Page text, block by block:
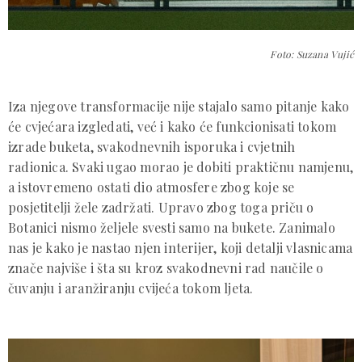
Foto: Suzana Vujić
Iza njegove transformacije nije stajalo samo pitanje kako
će cvjećara izgledati, već i kako će funkcionisati tokom
izrade buketa, svakodnevnih isporuka i cvjetnih
radionica. Svaki ugao morao je dobiti praktičnu namjenu,
a istovremeno ostati dio atmosfere zbog koje se
posjetitelji žele zadržati. Upravo zbog toga priču o
Botanici nismo željele svesti samo na bukete. Zanimalo
nas je kako je nastao njen interijer, koji detalji vlasnicama
znače najviše i šta su kroz svakodnevni rad naučile o
čuvanju i aranžiranju cvijeća tokom ljeta.